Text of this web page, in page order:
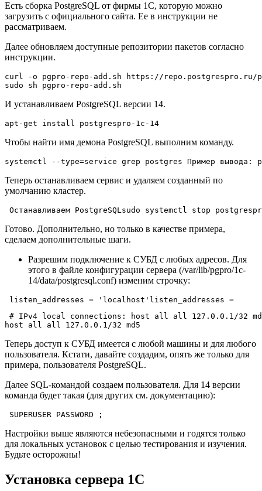
Есть сборка PostgreSQL от фирмы 1С, которую можно
загрузить с официального сайта. Ее в инструкции не
рассматриваем.
Далее обновляем доступные репозитории пакетов согласно
инструкции.
curl -o pgpro-repo-add.sh https://repo.postgrespro.ru/
sudo sh pgpro-repo-add.sh
И устанавливаем PostgreSQL версии 14.
apt-get install postgrespro-1c-14
Чтобы найти имя демона PostgreSQL выполним команду.
systemctl --type=service grep postgres Пример вывода:
Теперь останавливаем сервис и удаляем созданный по
умолчанию кластер.
Останавливаем PostgreSQLsudo systemctl stop
Готово. Дополнительно, но только в качестве примера,
сделаем дополнительные шаги.
Разрешим подключение к СУБД с любых адресов. Для
этого в файле конфигурации сервера (/var/lib/pgpro/1c-
14/data/postgresql.conf) изменим строчку:
listen_addresses = 'localhost' listen_addresses =
# IPv4 local connections:
host all all 127.0.0.1/32
host all all 127.0.0.1/32 md5
Теперь доступ к СУБД имеется с любой машины и для любого
пользователя. Кстати, давайте создадим, опять же только для
примера, пользователя PostgreSQL.
Далее SQL-командой создаем пользователя. Для 14 версии
команда будет такая (для других см. документацию):
SUPERUSER PASSWORD ;
Настройки выше являются небезопасными и годятся только
для локальных установок с целью тестирования и изучения.
Будьте осторожны!
Установка сервера 1С